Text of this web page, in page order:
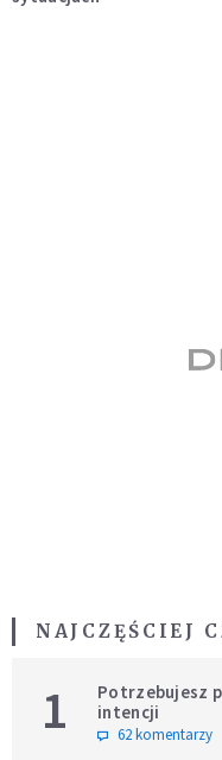
NAJCZĘŚCIEJ
1
Potrzebujesz
intencji
62 komentarzy